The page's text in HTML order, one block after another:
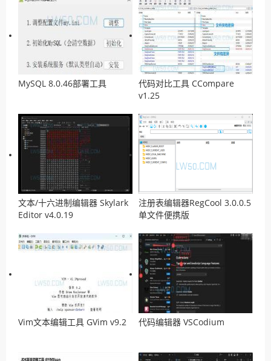
MySQL 8.0.46部署工具
代码对比工具 CCompare
v1.25
文本/十六进制编辑器 Skylark
Editor v4.0.19
注册表编辑器RegCool 3.0.0.5
单文件便携版
Vim文本编辑工具 GVim v9.2 代码编辑器 VSCodium